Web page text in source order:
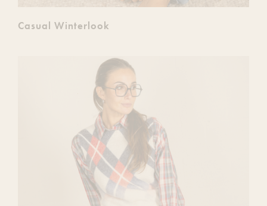
Casual Winterlook